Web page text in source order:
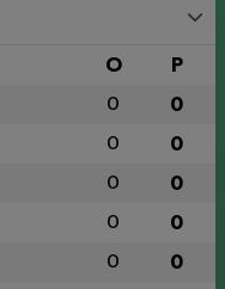
O P
0 0
0 0
0 0
0 0
0 0